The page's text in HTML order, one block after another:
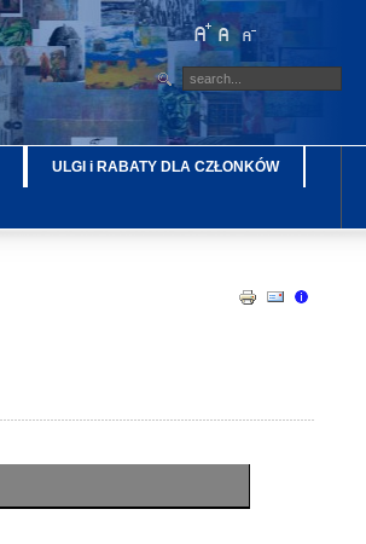
ULGI i RABATY DLA CZŁONKÓW